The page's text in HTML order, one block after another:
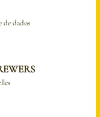
de dados